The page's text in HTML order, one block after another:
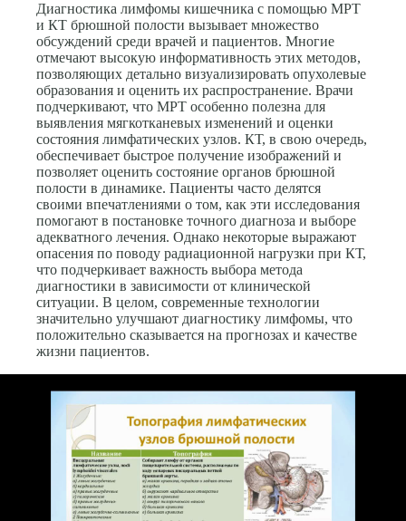
Диагностика лимфомы кишечника с помощью МРТ
и КТ брюшной полости вызывает множество
обсуждений среди врачей и пациентов. Многие
отмечают высокую информативность этих методов,
позволяющих детально визуализировать опухолевые
образования и оценить их распространение. Врачи
подчеркивают, что МРТ особенно полезна для
выявления мягкотканевых изменений и оценки
состояния лимфатических узлов. КТ, в свою очередь,
обеспечивает быстрое получение изображений и
позволяет оценить состояние органов брюшной
полости в динамике. Пациенты часто делятся
своими впечатлениями о том, как эти исследования
помогают в постановке точного диагноза и выборе
адекватного лечения. Однако некоторые выражают
опасения по поводу радиационной нагрузки при КТ,
что подчеркивает важность выбора метода
диагностики в зависимости от клинической
ситуации. В целом, современные технологии
значительно улучшают диагностику лимфомы, что
положительно сказывается на прогнозах и качестве
жизни пациентов.